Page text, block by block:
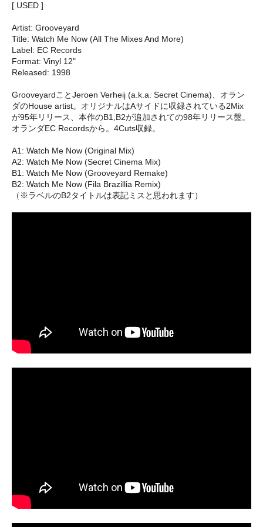
[ USED ]
Artist: Grooveyard
Title: Watch Me Now (All The Mixes And More)
Label: EC Records
Format: Vinyl 12"
Released: 1998
GrooveyardことJeroen Verheij (a.k.a. Secret Cinema)、オラン
ダのHouse artist。オリジナルはAサイドに収録されている2Mix
が95年リリース、本作のB1,B2が追加されての98年リリース盤。
オランダEC Recordsから。4Cuts収録。
A1: Watch Me Now (Original Mix)
A2: Watch Me Now (Secret Cinema Mix)
B1: Watch Me Now (Grooveyard Remake)
B2: Watch Me Now (Fila Brazillia Remix)
（※ラベルのB2タイトルは表記ミスと思われます）